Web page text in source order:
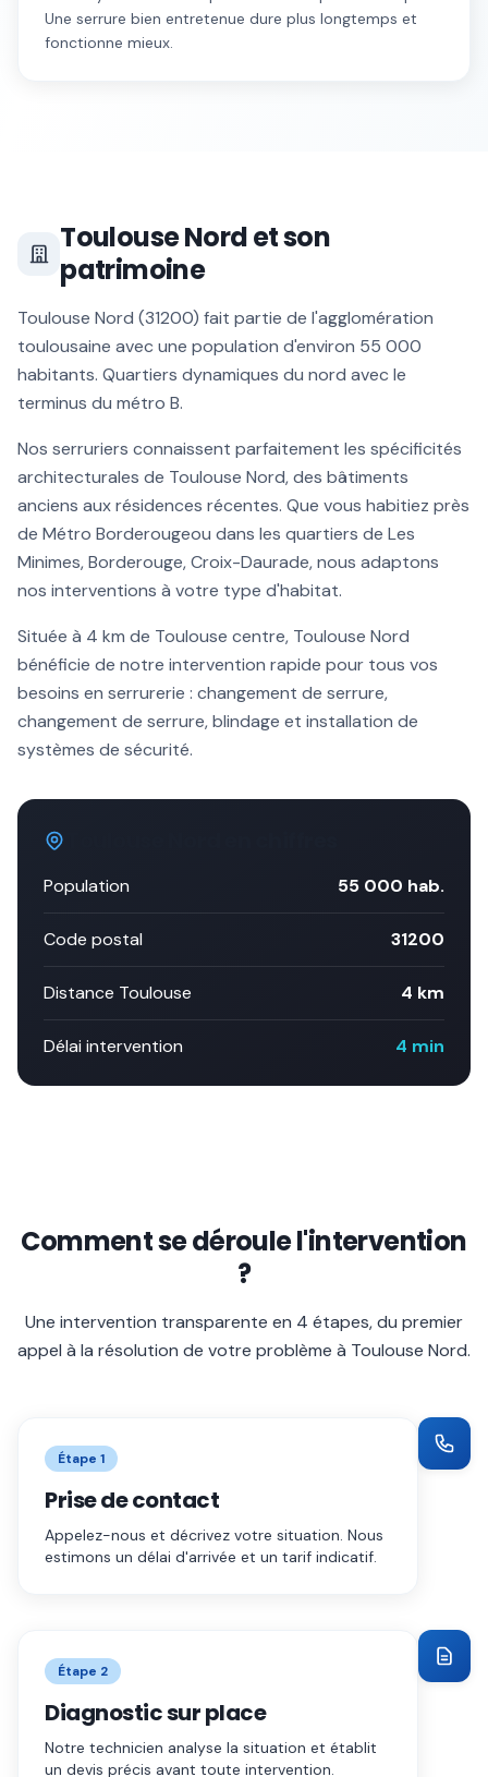
Une serrure bien entretenue dure plus longtemps et
fonctionne mieux.
Toulouse Nordet son
patrimoine
Toulouse Nord (31200) fait partie de l'agglomération
toulousaine avec une population d'environ 55 000
habitants. Quartiers dynamiques du nord avec le
terminus du métro B.
Nos serruriers connaissent parfaitement les spécificités
architecturales de Toulouse Nord, des bâtiments
anciens aux résidences récentes. Que vous habitiez près
de Métro Borderougeou dans les quartiers de Les
Minimes, Borderouge, Croix-Daurade, nous adaptons
nos interventions à votre type d'habitat.
Située à 4 km de Toulouse centre, Toulouse Nord
bénéficie de notre intervention rapide pour tous vos
besoins en serrurerie : changement de serrure,
changement de serrure, blindage et installation de
systèmes de sécurité.
Population 55 000 hab.
Code postal 31200
Distance Toulouse 4 km
Délai intervention 4 min
Comment se déroule l'intervention
?
Une intervention transparente en 4 étapes, du premier
appel à la résolution de votre problème à Toulouse Nord.
Étape 1
Prise de contact
Appelez-nous et décrivez votre situation. Nous
estimons un délai d'arrivée et un tarif indicatif.
Étape 2
Diagnostic sur place
Notre technicien analyse la situation et établit
un devis précis avant toute intervention.